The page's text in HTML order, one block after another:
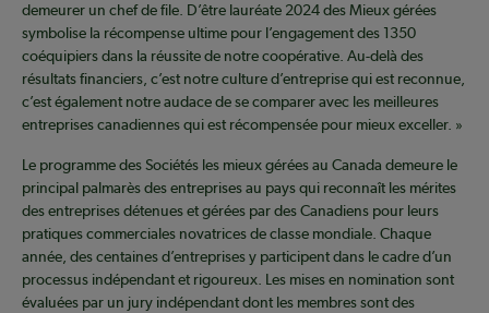
demeurer un chef de file. D’être lauréate 2024 des Mieux gérées
symbolise la récompense ultime pour l’engagement des 1350
coéquipiers dans la réussite de notre coopérative. Au-delà des
résultats financiers, c’est notre culture d’entreprise qui est reconnue,
c’est également notre audace de se comparer avec les meilleures
entreprises canadiennes qui est récompensée pour mieux exceller. »
Le programme des Sociétés les mieux gérées au Canada demeure le
principal palmarès des entreprises au pays qui reconnaît les mérites
des entreprises détenues et gérées par des Canadiens pour leurs
pratiques commerciales novatrices de classe mondiale. Chaque
année, des centaines d’entreprises y participent dans le cadre d’un
processus indépendant et rigoureux. Les mises en nomination sont
évaluées par un jury indépendant dont les membres sont des